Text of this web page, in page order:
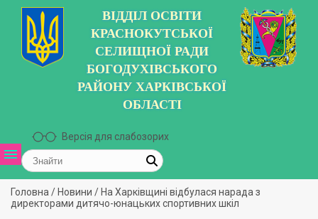
ВІДДІЛ ОСВІТИ
КРАСНОКУТСЬКОЇ
СЕЛИЩНОЇ РАДИ
БОГОДУХІВСЬКОГО
РАЙОНУ ХАРКІВСЬКОЇ
ОБЛАСТІ
Версія для слабозорих
Головна / Новини / На Харківщині відбулася нарада з
директорами дитячо-юнацьких спортивних шкіл